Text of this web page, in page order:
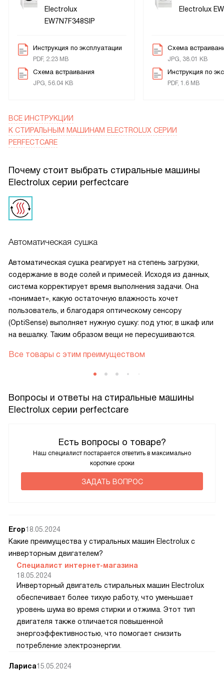
Electrolux
EW7N7F348SIP
Инструкция по эксплуатации
PDF, 2.23 MB
Схема встраивания
JPG, 56.04 KB
Electrolux
Схема
JPG, 38.01 KB
Инструкция по
PDF, 1.6 MB
ВСЕ ИНСТРУКЦИИ
К СТИРАЛЬНЫМ МАШИНАМ ELECTROLUX СЕРИИ
PERFECTCARE
Почему стоит выбрать стиральные машины
Electrolux серии perfectcare
Автоматическая сушка
Автоматическая сушка реагирует на степень загрузки,
содержание в воде солей и примесей. Исходя из данных,
система корректирует время выполнения задачи. Она
«понимает», какую остаточную влажность хочет
пользователь, и благодаря оптическому сенсору
(OptiSense) выполняет нужную сушку: под утюг, в шкаф или
на вешалку. Таким образом вещи не пересушиваются.
Все товары с этим преимуществом
Вопросы и ответы на стиральные машины
Electrolux серии perfectcare
Есть вопросы о товаре?
Наш специалист постарается ответить в максимально
короткие сроки
ЗАДАТЬ ВОПРОС
Егор18.05.2024
Какие преимущества у стиральных машин Electrolux с
инверторным двигателем?
Специалист интернет-магазина
18.05.2024
Инверторный двигатель стиральных машин Electrolux
обеспечивает более тихую работу, что уменьшает
уровень шума во время стирки и отжима. Этот тип
двигателя также отличается повышенной
энергоэффективностью, что помогает снизить
потребление электроэнергии.
Лариса15.05.2024